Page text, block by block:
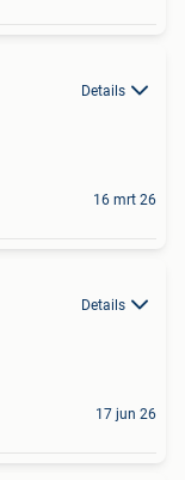
Details
16 mrt 26
Details
17 jun 26